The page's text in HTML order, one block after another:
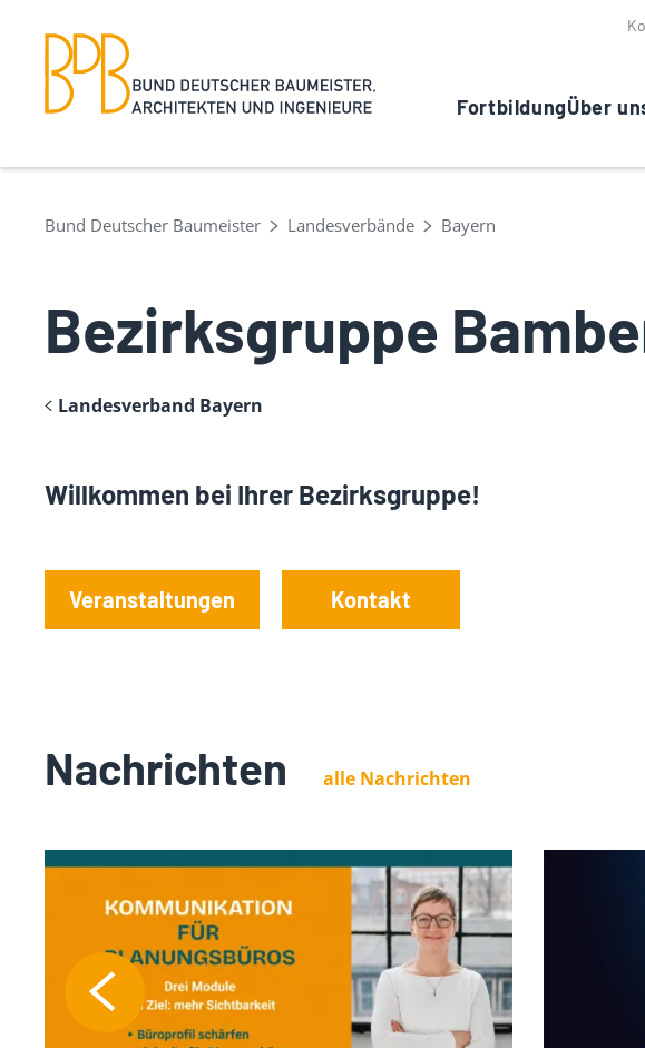
FortbildungÜber
Bund Deutscher Baumeister Landesverbände Bayern
Bezirksgruppe
Landesverband Bayern
Willkommen bei Ihrer Bezirksgruppe!
Veranstaltungen Kontakt
Nachrichten alle Nachrichten